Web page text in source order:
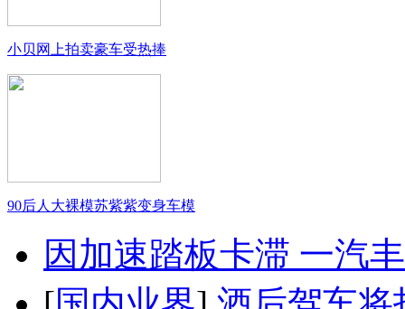
小贝网上拍卖豪车受热捧
90后人大裸模苏紫紫变身车模
因加速踏板卡滞 一汽